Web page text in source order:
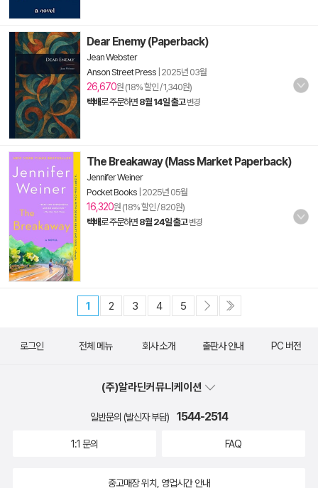
Dear Enemy (Paperback)
Jean Webster
Anson Street Press 2025년 03월
26,670원 (18% 할인 / 1,340원)
택배로 주문하면 8월 14일 출고 변경
The Breakaway (Mass Market Paperback)
Jennifer Weiner
Pocket Books 2025년 05월
16,320원 (18% 할인 / 820원)
택배로 주문하면 8월 24일 출고 변경
1 2 3 4 5
로그인 전체 메뉴 회사 소개 출판사 안내 PC 버전
(주)알라딘커뮤니케이션
일반문의 (발신자 부담) 1544-2514
1:1 문의 FAQ
중고매장 위치, 영업시간 안내